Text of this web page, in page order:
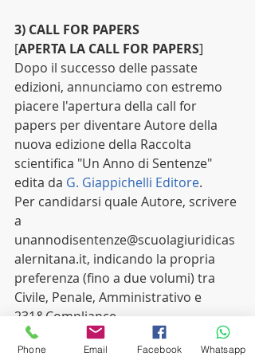
3) CALL FOR PAPERS
[APERTA LA CALL FOR PAPERS]
Dopo il successo delle passate
edizioni, annunciamo con estremo
piacere l'apertura della call for
papers per diventare Autore della
nuova edizione della Raccolta
scientifica "Un Anno di Sentenze"
edita da G. Giappichelli Editore.
Per candidarsi quale Autore, scrivere
a
unannodisentenze@scuolagiuridicas
alernitana.it, indicando la propria
preferenza (fino a due volumi) tra
Civile, Penale, Amministrativo e
231&Compliance.
Aiutaci a diffondere la cultura
giuridica!
Phone Email Facebook Whatsapp